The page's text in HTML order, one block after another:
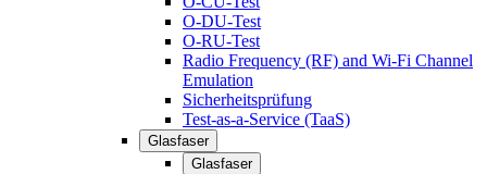
O-DU-Test
O-RU-Test
Radio Frequency (RF) and Wi-Fi Channel
Emulation
Sicherheitsprüfung
Test-as-a-Service (TaaS)
Glasfaser
Glasfaser